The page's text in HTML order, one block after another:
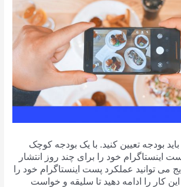
بودجه تعیین کنید. با یک بودجه کوچک
اینستاگرام خود را برای چند روز انتشار
می توانید عملکرد پست اینستاگرام خود را
کار را ادامه دهید تا سلیقه و خواست